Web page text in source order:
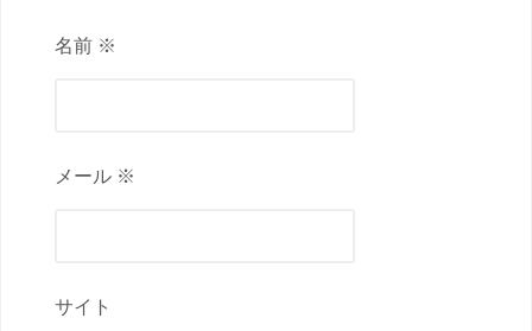
名前 ※
メール ※
サイト